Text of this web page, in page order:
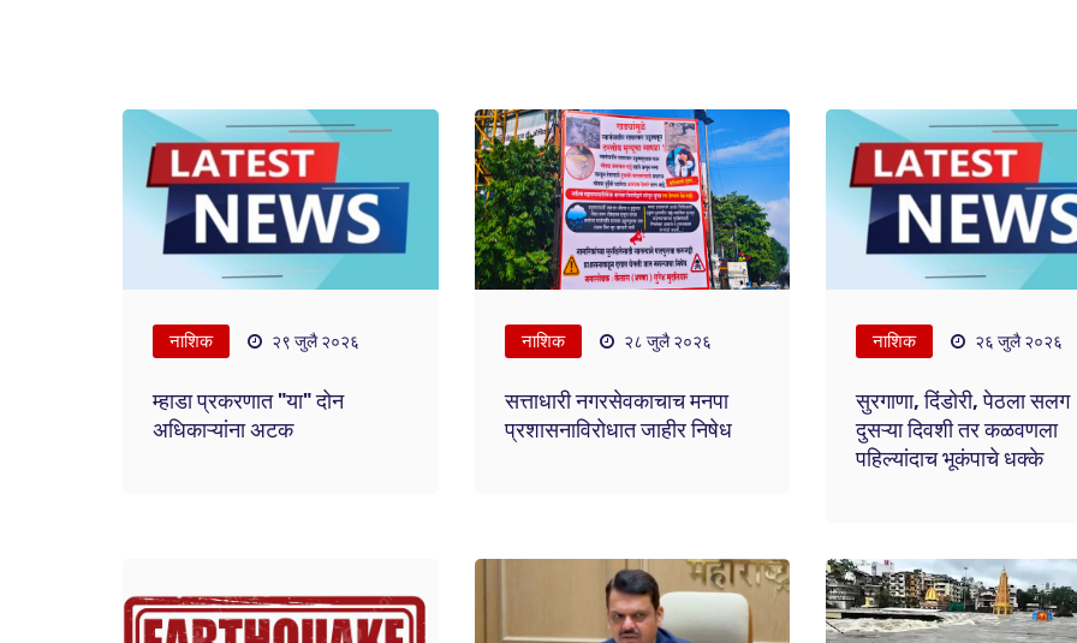
नाशिक २९ जुलै २०२६
म्हाडा प्रकरणात "या" दोन
अधिकाऱ्यांना अटक
नाशिक २८ जुलै २०२६
सत्ताधारी नगरसेवकाचाच मनपा
प्रशासनाविरोधात जाहीर निषेध
नाशिक २६ जुलै २०२६
सुरगाणा, दिंडोरी, पेठला सलग
दुसऱ्या दिवशी तर कळवणला
पहिल्यांदाच भूकंपाचे धक्के